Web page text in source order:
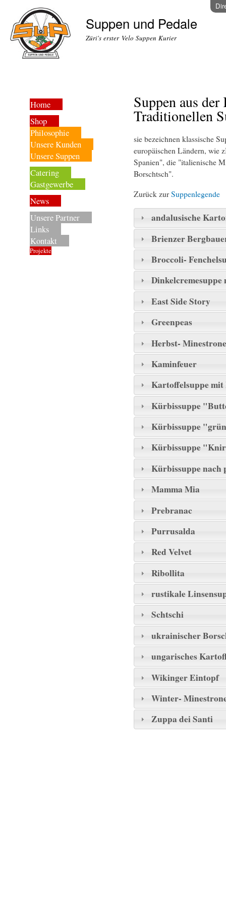
Suppen und Pedale
Züri's erster Velo Suppen Kurier
Home
Shop
Philosophie
Unsere Kunden
Unsere Suppen
Catering
Gastgewerbe
News
Unsere Partner
Links
Kontakt
Projekte
Suppen aus
Traditionellen
sie bezeichnen klassische
europäischen Ländern, wie
Spanien", die "italienische
Borschtsch".
Zurück zurSuppenlegende
andalusische
Brienzer
Broccoli-
East Side Story
Greenpeas
Herbst- Minestrone
Kaminfeuer
Kartoffelsuppe
Kürbissuppe
Kürbissuppe
Kürbissuppe
Kürbissuppe nach
Mamma Mia
Prebranac
Purrusalda
Red Velvet
Ribollita
rustikale
Schtschi
ukrainischer
ungarisches
Wikinger Eintopf
Winter-
Zuppa dei Santi